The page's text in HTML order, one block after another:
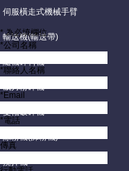
伺服橫走式機械手臂
輸送機(輸送帶)
隨機碎料機
威力粉碎機
雙軸破碎機
除粉機(篩粉機)
攪拌機
* 為必填欄位.
*公司名稱
*聯絡人名稱
*Email
*電話
傳真